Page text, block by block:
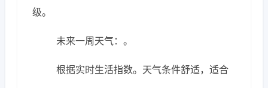
级。
未来一周天气：。
根据实时生活指数。天气条件舒适，适合